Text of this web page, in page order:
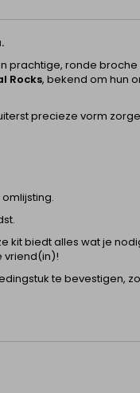
prachtige, ronde broche
Rocks, bekend om hun
precieze vorm
kit biedt alles wat je
vriend(in)!
te bevestigen,